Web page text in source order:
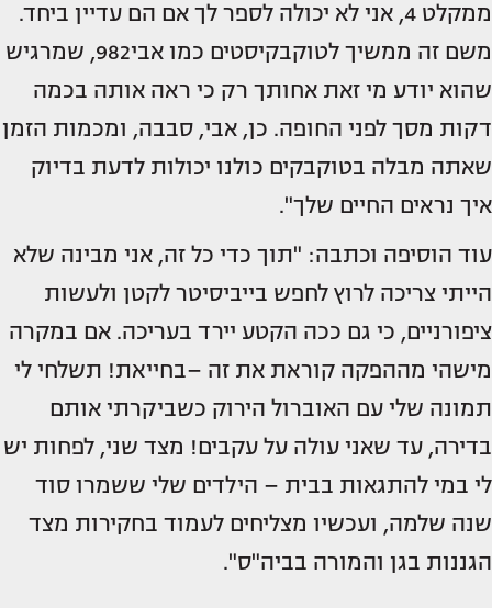
ממקלט 4, אני לא יכולה לספר לך אם הם עדיין ביחד.
משם זה ממשיך לטוקבקיסטים כמו אבי982, שמרגיש
שהוא יודע מי זאת אחותך רק כי ראה אותה בכמה
דקות מסך לפני החופה. כן, אבי, סבבה, ומכמות הזמן
שאתה מבלה בטוקבקים כולנו יכולות לדעת בדיוק
איך נראים החיים שלך".
עוד הוסיפה וכתבה: "תוך כדי כל זה, אני מבינה שלא
הייתי צריכה לרוץ לחפש בייביסיטר לקטן ולעשות
ציפורניים, כי גם ככה הקטע יירד בעריכה. אם במקרה
מישהי מההפקה קוראת את זה –בחייאת! תשלחי לי
תמונה שלי עם האוברול הירוק כשביקרתי אותם
בדירה, עד שאני עולה על עקבים! מצד שני, לפחות יש
לי במי להתגאות בבית – הילדים שלי ששמרו סוד
שנה שלמה, ועכשיו מצליחים לעמוד בחקירות מצד
הגננות בגן והמורה בביה"ס".